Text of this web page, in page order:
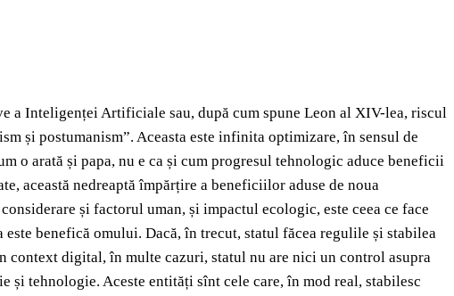
a Inteligenței Artificiale sau, după cum spune Leon al XIV-lea, riscul
și postumanism”. Aceasta este infinita optimizare, în sensul de
o arată și papa, nu e ca și cum progresul tehnologic aduce beneficii
această nedreaptă împărțire a beneficiilor aduse de noua
și factorul uman, și impactul ecologic, este ceea ce face
benefică omului. Dacă, în trecut, statul făcea regulile și stabilea
digital, în multe cazuri, statul nu are nici un control asupra
tehnologie. Aceste entități sînt cele care, în mod real, stabilesc